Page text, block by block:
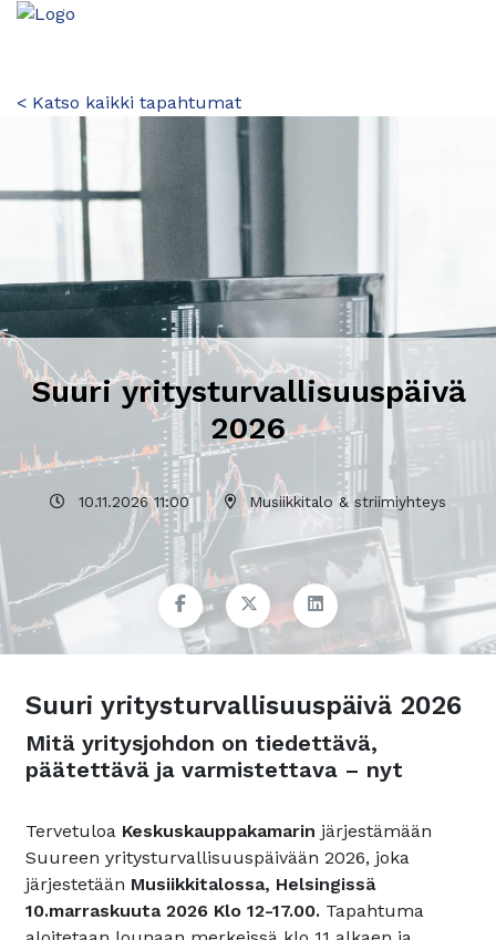
< Katso kaikki tapahtumat
Suuri yritysturvallisuuspäivä
2026
10.11.2026 11:00 Musiikkitalo & striimiyhteys
Suuri yritysturvallisuuspäivä 2026
Mitä yritysjohdon on tiedettävä,
päätettävä ja varmistettava – nyt
Tervetuloa Keskuskauppakamarin järjestämään
Suureen yritysturvallisuuspäivään 2026, joka
järjestetään Musiikkitalossa, Helsingissä
10.marraskuuta 2026 Klo 12-17.00. Tapahtuma